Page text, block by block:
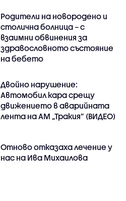
Родители на новородено и
столична болница – с
взаимни обвинения за
здравословното състояние
на бебето
Двойно нарушение:
Автомобил кара срещу
движението в аварийната
лента на АМ „Тракия” (ВИДЕО)
Отново отказаха лечение у
нас на Ива Михаилова